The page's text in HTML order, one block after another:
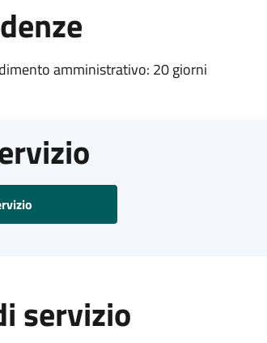
amministrativo: 20 giorni
servizio